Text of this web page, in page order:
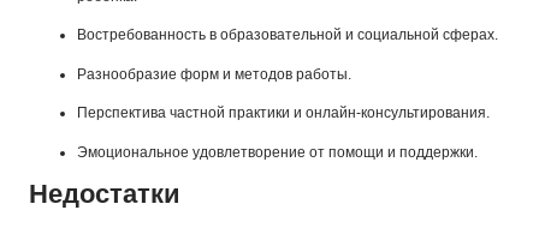
Востребованность в образовательной и социальной сферах.
Разнообразие форм и методов работы.
Перспектива частной практики и онлайн-консультирования.
Эмоциональное удовлетворение от помощи и поддержки.
Недостатки